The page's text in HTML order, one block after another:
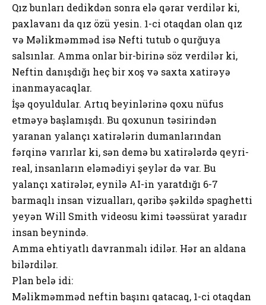
Qız bunları dedikdən sonra elə qərar verdilər ki,
paxlavanı da qız özü yesin. 1-ci otaqdan olan qız
və Məlikməmməd isə Nefti tutub o qurğuya
salsınlar. Amma onlar bir-birinə söz verdilər ki,
Neftin danışdığı heç bir xoş və saxta xatirəyə
inanmayacaqlar.
İşə qoyuldular. Artıq beyinlərinə qoxu nüfus
etməyə başlamışdı. Bu qoxunun təsirindən
yaranan yalançı xatirələrin dumanlarından
fərqinə varırlar ki, sən demə bu xatirələrdə qeyri-
real, insanların eləmədiyi şeylər də var. Bu
yalançı xatirələr, eynilə AI-in yaratdığı 6-7
barmaqlı insan vizualları, qəribə şəkildə spaghetti
yeyən Will Smith videosu kimi təəssürat yaradır
insan beynində.
Amma ehtiyatlı davranmalı idilər. Hər an aldana
bilərdilər.
Plan belə idi:
Məlikməmməd neftin başını qatacaq, 1-ci otaqdan